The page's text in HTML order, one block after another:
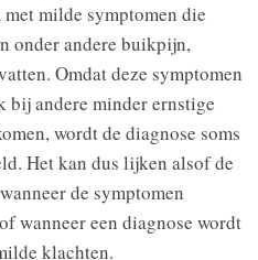
milde symptomen die
onder andere buikpijn,
Omdat deze symptomen
bij andere minder ernstige
wordt de diagnose soms
Het kan dus lijken alsof de
de symptomen
wanneer een diagnose wordt
klachten.